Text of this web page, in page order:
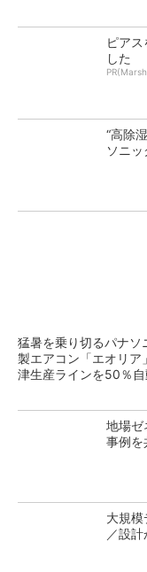
ピア
した
“高除
ソニ
猛暑を乗り切るパナソ
製エアコン「エオリ
津生産ラインを50％
地場ゼ
事例を
大規
／設